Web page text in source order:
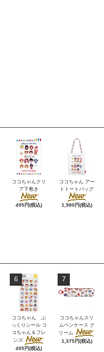
ココちゃんクリ
ア下敷き
495円(税込)
ココちゃん アー
トトートバッグ
1,980円(税込)
6
ココちゃん ぷ
っくりシール コ
コちゃん＆フレ
ンズ
495円(税込)
7
ココちゃんスリ
ムペンケース ク
リーム
1,375円(税込)